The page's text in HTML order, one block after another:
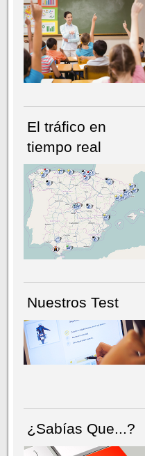
NÚMERO ACTUALHEMEROTECA
El tráfico en
tiempo real
Nuestros Test
¿Sabías Que...?